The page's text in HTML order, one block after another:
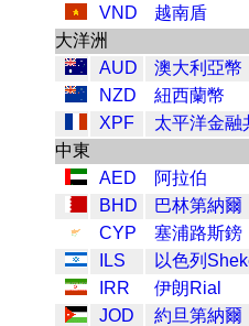
VND
越南盾
大洋洲
AUD
澳大利亞幣
NZD
紐西蘭幣
XPF
太平洋金融
中東
AED
阿拉伯
BHD
巴林第納爾
CYP
塞浦路斯鎊
ILS
以色列
IRR
伊朗Rial
JOD
約旦第納爾